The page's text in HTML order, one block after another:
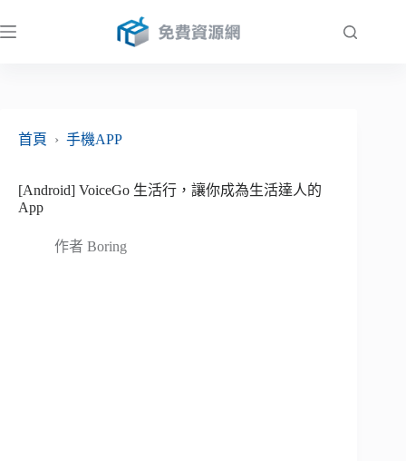
至
首頁
› 手機APP
[Android] VoiceGo 生活行，讓你成為生活達人的
App
作者 Boring